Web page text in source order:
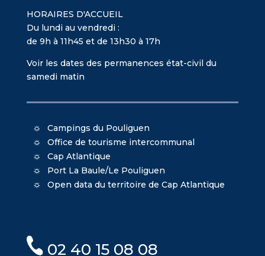
HORAIRES D'ACCUEIL
Du lundi au vendredi :
de 9h à 11h45 et de 13h30 à 17h
Voir les dates des permanences état-civil du
samedi matin
Campings du Pouliguen
Office de tourisme intercommunal
Cap Atlantique
Port La Baule/Le Pouliguen
Open data du territoire de Cap Atlantique
02 40 15 08 08